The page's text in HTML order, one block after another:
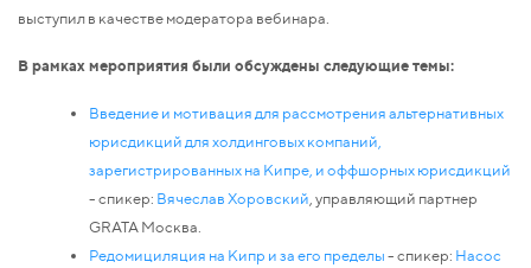
выступил в качестве модератора вебинара.
В рамках мероприятия были обсуждены следующие темы:
Введение и мотивация для рассмотрения альтернативных
юрисдикций для холдинговых компаний,
зарегистрированных на Кипре, и оффшорных юрисдикций
- спикер: Вячеслав Хоровский , управляющий партнер
GRATA Москва.
Редомициляция на Кипр и за его пределы- спикер: Насос